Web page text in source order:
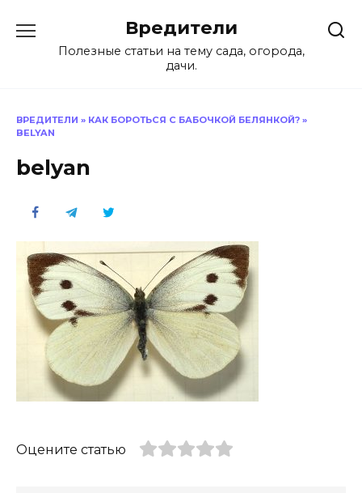
содержанию
Вредители
Полезные статьи на тему сада, огорода,
дачи.
ВРЕДИТЕЛИ » КАК БОРОТЬСЯ С БАБОЧКОЙ БЕЛЯНКОЙ? »
BELYAN
belyan
Оцените статью